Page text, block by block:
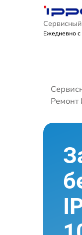
Ежедневно с
Ремонт